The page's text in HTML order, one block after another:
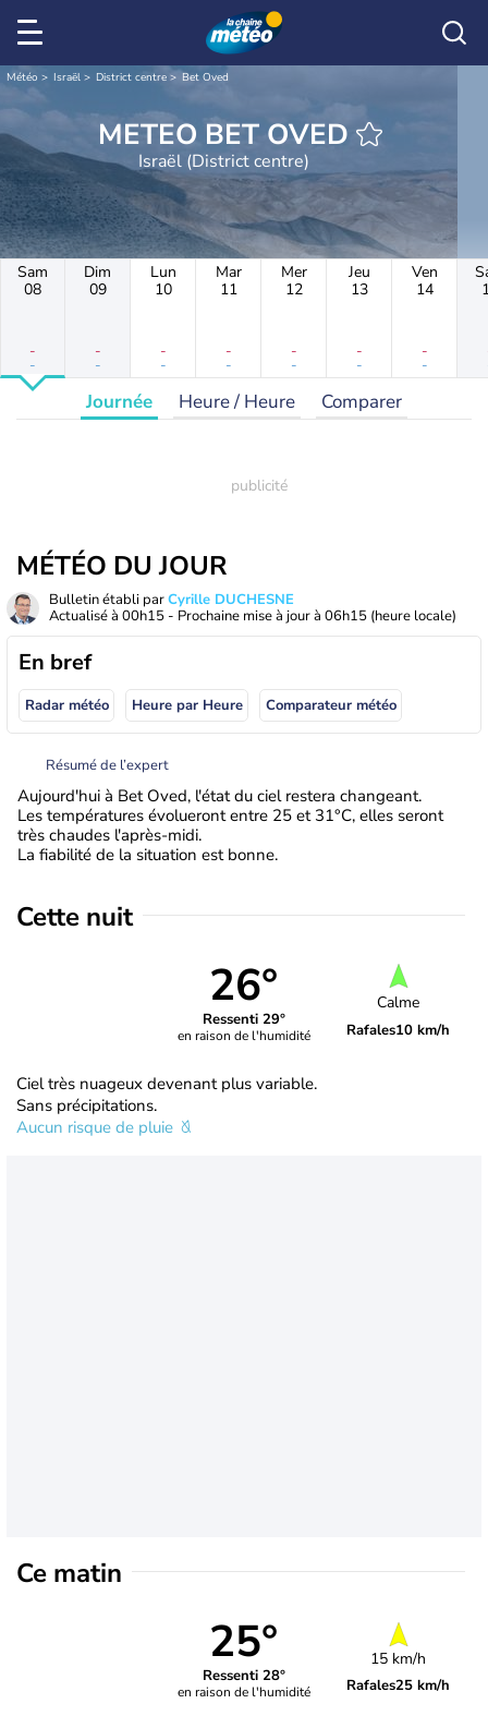
Météo Israël District centre Bet Oved
METEO BET OVED
Israël (District centre)
Sam
08
-
-
Dim
09
-
-
Lun
10
-
-
Mar
11
-
-
Mer
12
-
-
Jeu
13
-
-
Ven
14
-
-
Journée Heure / Heure Comparer
MÉTÉO DU JOUR
Bulletin établi parCyrille DUCHESNE
Actualisé à 00h15 - Prochaine mise à jour à 06h15 (heure locale)
En bref
Radar météo Heure par Heure Comparateur météo
Résumé de l’expert
Aujourd'hui à Bet Oved, l'état du ciel restera changeant.
Les températures évolueront entre 25 et 31°C, elles seront
très chaudes l'après-midi.
La fiabilité de la situation est bonne.
Cette nuit
26°
Ressenti 29°
en raison de l'humidité
Calme
Rafales10 km/h
Ciel très nuageux devenant plus variable.
Sans précipitations.
Aucun risque de pluie
Ce matin
25°
Ressenti 28°
en raison de l'humidité
15 km/h
Rafales25 km/h